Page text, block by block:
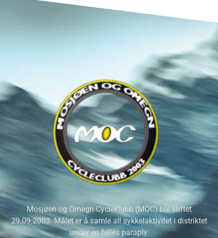
Mosjøen og Omegn Cycleklubb (MOC) ble stiftet
29.09.2003. Målet er å samle all sykkelaktivitet i distriktet
under en felles paraply.